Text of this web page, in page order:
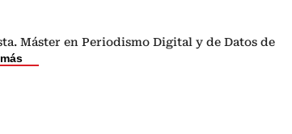
Máster en Periodismo Digital y de Datos de